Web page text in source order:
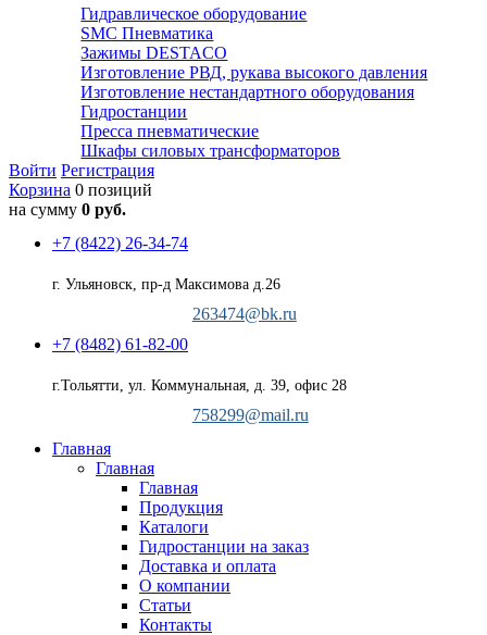
Гидравлическое оборудование
SMC Пневматика
Зажимы DESTACO
Изготовление РВД, рукава высокого давления
Изготовление нестандартного оборудования
Гидростанции
Пресса пневматические
Шкафы силовых трансформаторов
Войти Регистрация
Корзина 0 позиций
на сумму 0 руб.
+7 (8422) 26-34-74
г. Ульяновск, пр-д Максимова д.26
263474@bk.ru
+7 (8482) 61-82-00
г.Тольятти, ул. Коммунальная, д. 39, офис 28
758299@mail.ru
Главная
Главная
Главная
Продукция
Каталоги
Гидростанции на заказ
Доставка и оплата
О компании
Статьи
Контакты